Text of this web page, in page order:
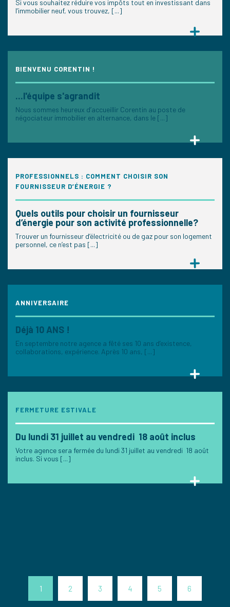
Si vous souhaitez réduire vos impôts tout en investissant dans
l’immobilier neuf, vous trouvez, [...]
BIENVENU CORENTIN !
...l'équipe s'agrandit
Nous sommes heureux d’accueillir Corentin au poste de
négociateur immobilier en alternance, dans le [...]
PROFESSIONNELS : COMMENT CHOISIR SON
FOURNISSEUR D’ÉNERGIE ?
Quels outils pour choisir un fournisseur
d’énergie pour son activité professionnelle?
Trouver un fournisseur d’électricité ou de gaz pour son logement
personnel, ce n’est pas [...]
ANNIVERSAIRE
Déjà 10 ANS !
En septembre notre agence a fêté ses 10 ans d’existence,
collaborations, expérience. Après 10 ans, [...]
FERMETURE ESTIVALE
Du lundi 31 juillet au vendredi 18 août inclus
Votre agence sera fermée du lundi 31 juillet au vendredi 18 août
inclus. Si vous [...]
1 2 3 4 5 6